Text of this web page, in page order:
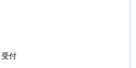
付